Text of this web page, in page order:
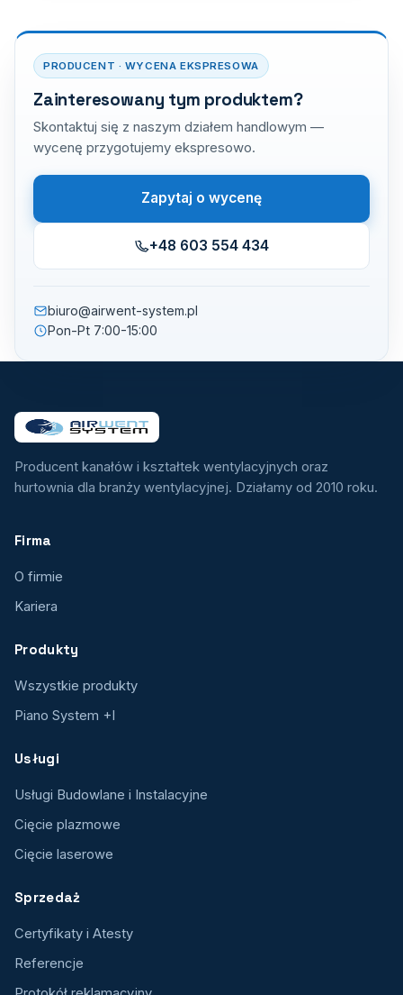
PRODUCENT · WYCENA EKSPRESOWA
Zainteresowany tym produktem?
Skontaktuj się z naszym działem handlowym —
wycenę przygotujemy ekspresowo.
Zapytaj o wycenę
+48 603 554 434
biuro@airwent-system.pl
Pon-Pt 7:00-15:00
Producent kanałów i kształtek wentylacyjnych oraz
hurtownia dla branży wentylacyjnej. Działamy od 2010 roku.
Firma
O firmie
Kariera
Produkty
Wszystkie produkty
Piano System +I
Usługi
Usługi Budowlane i Instalacyjne
Cięcie plazmowe
Cięcie laserowe
Sprzedaż
Certyfikaty i Atesty
Referencje